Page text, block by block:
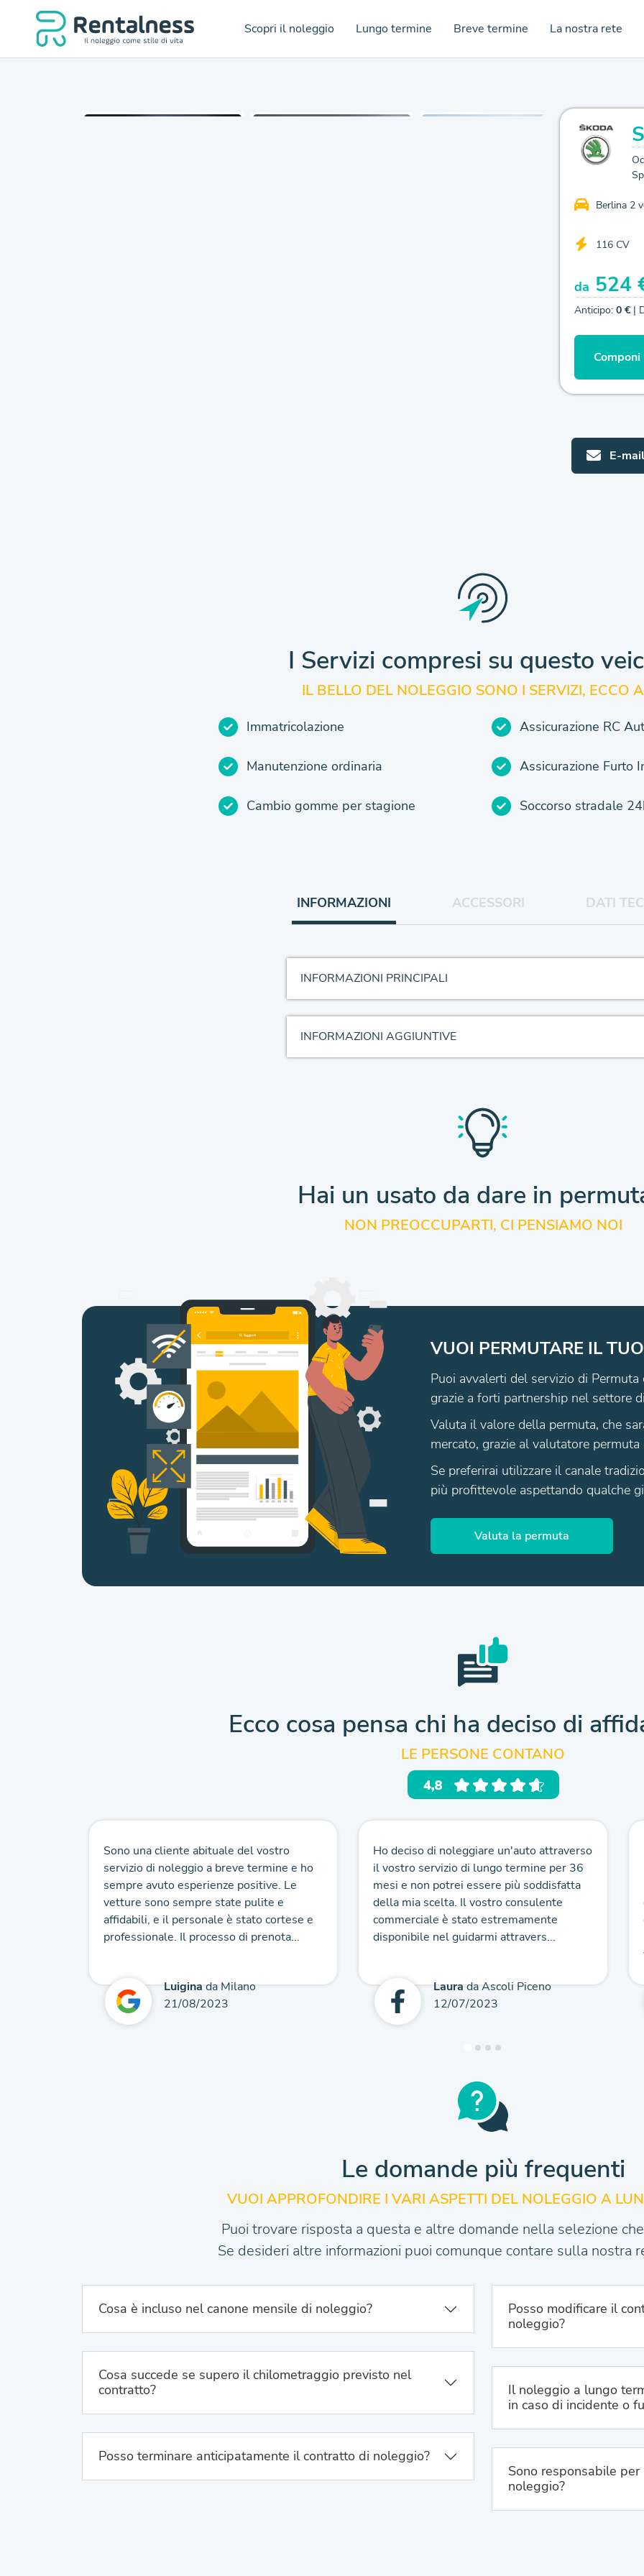
Scopri il noleggio Lungo termine Breve termine La nostra rete
Berlina 2
116 CV
da 524
Anticipo: 0 € |
E-
I Servizi compresi su questo
IL BELLO DEL NOLEGGIO SONO I SERVIZI, ECCO
Immatricolazione
Manutenzione ordinaria
Cambio gomme per stagione
Assicurazione RC
Assicurazione Furto
Soccorso stradale
INFORMAZIONI ACCESSORI DATI
INFORMAZIONI PRINCIPALI
INFORMAZIONI AGGIUNTIVE
Hai un usato da dare in
NON PREOCCUPARTI, CI PENSIAMO NOI
VUOI PERMUTARE IL
Puoi avvalerti del servizio di
grazie a forti partnership nel settore
Valuta il valore della permuta, che
mercato, grazie al valutatore
Se preferirai utilizzare il canale
più profittevole aspettando qualche
Valuta la permuta
Ecco cosa pensa chi ha deciso di
LE PERSONE CONTANO
Sono una cliente abituale del vostro
servizio di noleggio a breve termine e ho
sempre avuto esperienze positive. Le
vetture sono sempre state pulite e
affidabili, e il personale è stato cortese e
professionale. Il processo di prenota...
Luiginada Milano
21/08/2023
Ho deciso di noleggiare un'auto attraverso
il vostro servizio di lungo termine per 36
mesi e non potrei essere più soddisfatta
della mia scelta. Il vostro consulente
commerciale è stato estremamente
disponibile nel guidarmi attravers...
Laurada Ascoli Piceno
12/07/2023
Le domande più frequenti
VUOI APPROFONDIRE I VARI ASPETTI DEL NOLEGGIO A
Puoi trovare risposta a questa e altre domande nella selezione
Se desideri altre informazioni puoi comunque contare sulla nostra
Cosa è incluso nel canone mensile di noleggio?
Cosa succede se supero il chilometraggio previsto nel
contratto?
Posso terminare anticipatamente il contratto di noleggio?
Posso modificare il
noleggio?
Il noleggio a lungo
in caso di incidente o
Sono responsabile
noleggio?